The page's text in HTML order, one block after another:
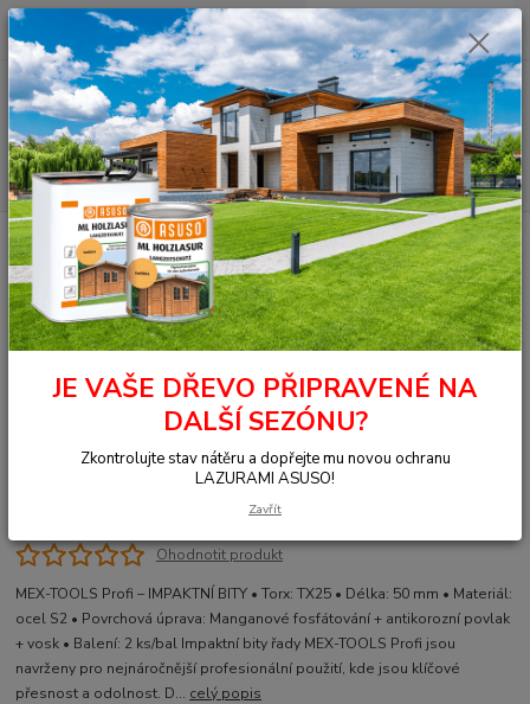
Menu
Hledat
+420 377 441 961 0ks
za 0,00 Kč
Úvod Spojovací materiály Příslušenstvé Mex TOOLS
Profi řada
Impaktní nárazové bity 50mm/TX25, 2 ks/bal
Impaktní nárazové bity
50mm/TX25, 2 ks/bal
Ohodnotit produkt
MEX-TOOLS Profi – IMPAKTNÍ BITY • Torx: TX25 • Délka: 50 mm • Materiál:
ocel S2 • Povrchová úprava: Manganové fosfátování + antikorozní povlak
+ vosk • Balení: 2 ks/bal Impaktní bity řady MEX-TOOLS Profi jsou
navrženy pro nejnáročnější profesionální použití, kde jsou klíčové
přesnost a odolnost. D... celý popis
JE VAŠE DŘEVO PŘIPRAVENÉ NA
DALŠÍ SEZÓNU?
Zkontrolujte stav nátěru a dopřejte mu novou ochranu
LAZURAMI ASUSO!
Zavřít